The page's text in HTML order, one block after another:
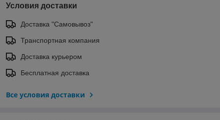
Условия доставки
Доставка "Самовывоз"
Транспортная компания
Доставка курьером
Бесплатная доставка
Все условия доставки